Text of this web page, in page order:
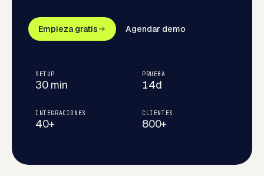
Empieza gratis Agendar demo
SETUP
30 min
PRUEBA
14d
INTEGRACIONES
40+
CLIENTES
800+